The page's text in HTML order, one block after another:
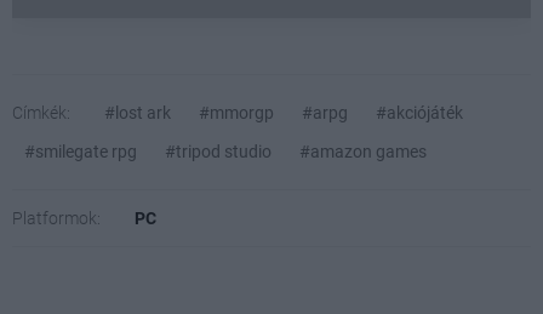
Címkék: #lost ark #mmorgp #arpg
#akciójáték
#smilegate rpg
#tripod studio #amazon games
Platformok: PC